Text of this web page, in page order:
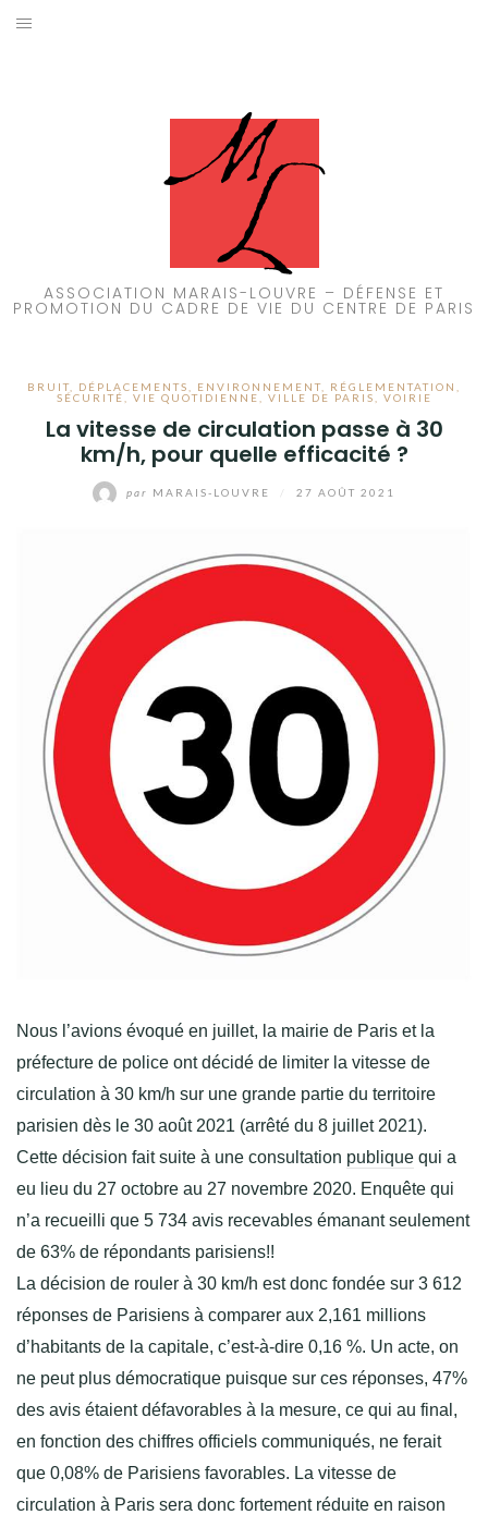
Aller
ASSOCIATION MARAIS-LOUVRE – DÉFENSE ET
PROMOTION DU CADRE DE VIE DU CENTRE DE PARIS
BRUIT DÉPLACEMENTS ENVIRONNEMENT RÉGLEMENTATION
SÉCURITÉ
VIE QUOTIDIENNE VILLE DE PARIS VOIRIE
La vitesse de circulation passe à 30
km/h, pour quelle efficacité ?
par MARAIS-LOUVRE 27 AOÛT 2021
Nous l’avions évoqué en juillet, la mairie de Paris et la
préfecture de police ont décidé de limiter la vitesse de
circulation à 30 km/h sur une grande partie du territoire
parisien dès le 30 août 2021 (arrêté du 8 juillet 2021).
Cette décision fait suite à une consultation publique qui a
eu lieu du 27 octobre au 27 novembre 2020. Enquête qui
n’a recueilli que 5 734 avis recevables émanant seulement
de 63% de répondants parisiens!!
La décision de rouler à 30 km/h est donc fondée sur 3 612
réponses de Parisiens à comparer aux 2,161 millions
d’habitants de la capitale, c’est-à-dire 0,16 %. Un acte, on
ne peut plus démocratique puisque sur ces réponses, 47%
des avis étaient défavorables à la mesure, ce qui au final,
en fonction des chiffres officiels communiqués, ne ferait
que 0,08% de Parisiens favorables. La vitesse de
circulation à Paris sera donc fortement réduite en raison